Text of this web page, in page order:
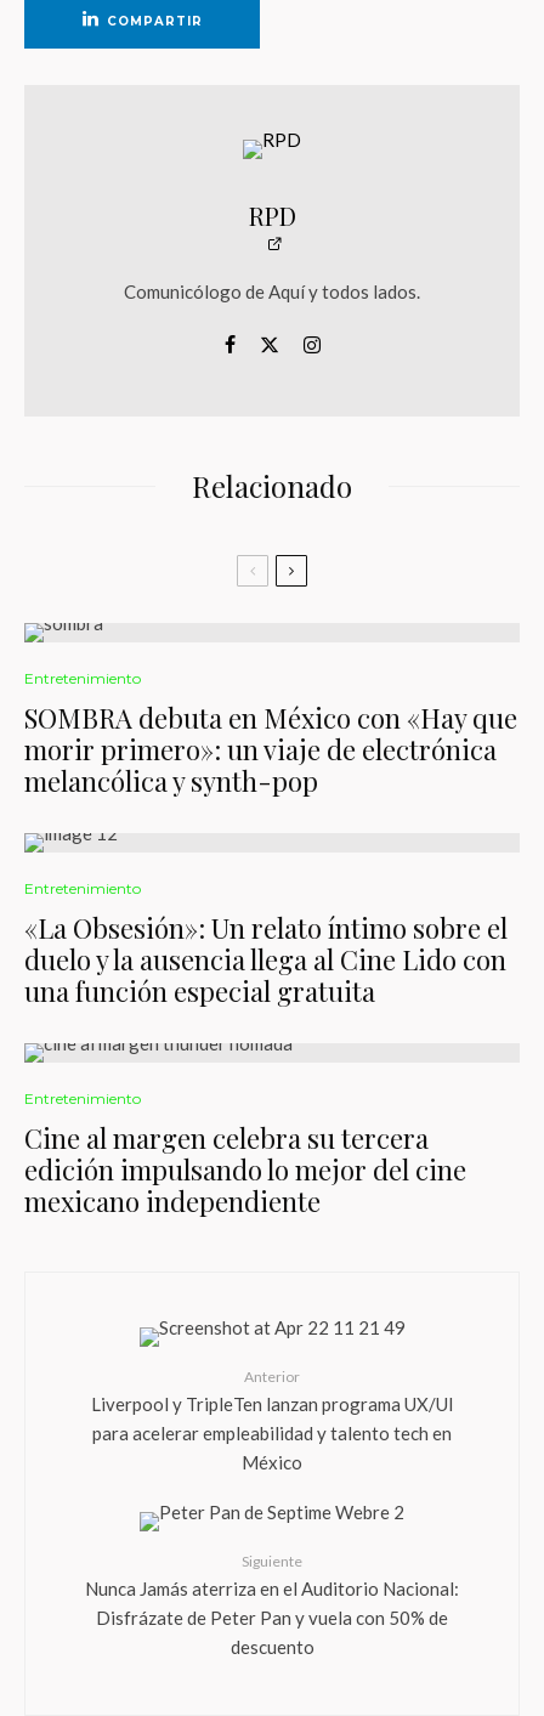
COMPARTIR
RPD
Comunicólogo de Aquí y todos lados.
Relacionado
Entretenimiento
SOMBRA debuta en México con «Hay que
morir primero»: un viaje de electrónica
melancólica y synth-pop
Entretenimiento
«La Obsesión»: Un relato íntimo sobre el
duelo y la ausencia llega al Cine Lido con
una función especial gratuita
Entretenimiento
Cine al margen celebra su tercera
edición impulsando lo mejor del cine
mexicano independiente
Anterior
Liverpool y TripleTen lanzan programa UX/UI
para acelerar empleabilidad y talento tech en
México
Siguiente
Nunca Jamás aterriza en el Auditorio Nacional:
Disfrázate de Peter Pan y vuela con 50% de
descuento